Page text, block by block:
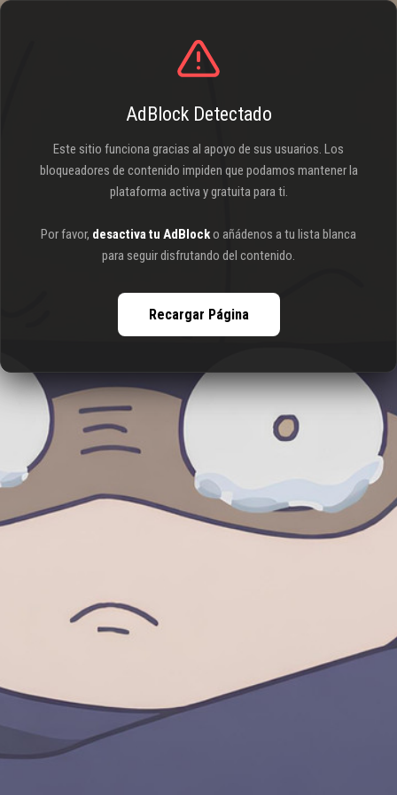
AdBlock Detectado
Este sitio funciona gracias al apoyo de sus usuarios. Los
bloqueadores de contenido impiden que podamos mantener la
plataforma activa y gratuita para ti.
Por favor, desactiva tu AdBlocko añádenos a tu lista blanca
para seguir disfrutando del contenido.
Recargar Página